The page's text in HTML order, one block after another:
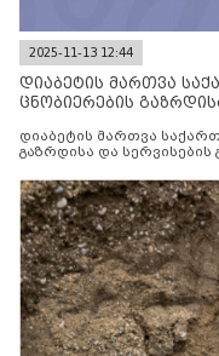
2025-11-13 12:44
დიაბეტის მართვა
ცნობიერების
დიაბეტის მართვა
გაზრდისა და სერვისების